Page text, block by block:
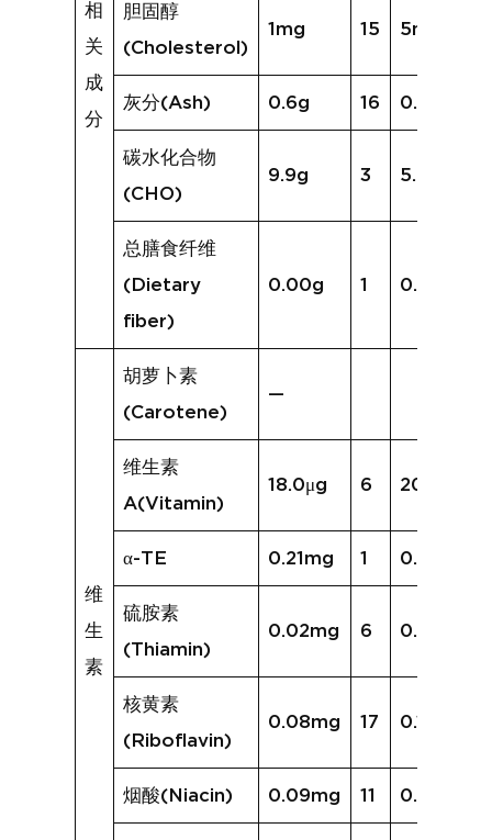
相
关
成
分
胆固醇
(Cholesterol)
1mg 15 5mg
灰分(Ash) 0.6g 16 0.7g
碳水化合物
(CHO)
9.9g 3 5.9g
总膳食纤维
(Dietary
fiber)
0.00g 1 0.0g
维
生
素
胡萝卜素
(Carotene)
—
维生素
A(Vitamin)
18.0μg 6 20.3μg
α-TE 0.21mg 1 0.07mg
硫胺素
(Thiamin)
0.02mg 6 0.02mg
核黄素
(Riboflavin)
0.08mg 17 0.11mg
烟酸(Niacin) 0.09mg 11 0.20mg